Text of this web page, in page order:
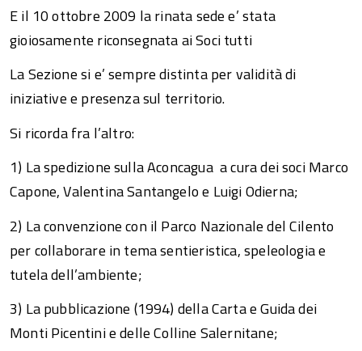
E il 10 ottobre 2009 la rinata sede e’ stata
gioiosamente riconsegnata ai Soci tutti
La Sezione si e’ sempre distinta per validità di
iniziative e presenza sul territorio.
Si ricorda fra l’altro:
1) La spedizione sulla Aconcagua a cura dei soci Marco
Capone, Valentina Santangelo e Luigi Odierna;
2) La convenzione con il Parco Nazionale del Cilento
per collaborare in tema sentieristica, speleologia e
tutela dell’ambiente;
3) La pubblicazione (1994) della Carta e Guida dei
Monti Picentini e delle Colline Salernitane;